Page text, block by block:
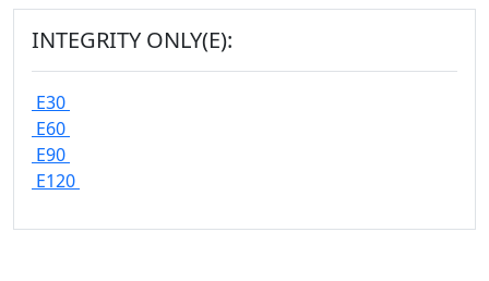
INTEGRITY ONLY(E):
E30
E60
E90
E120